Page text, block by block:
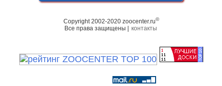
Copyright 2002-2020 zoocenter.ru©
Все права защищены | контакты